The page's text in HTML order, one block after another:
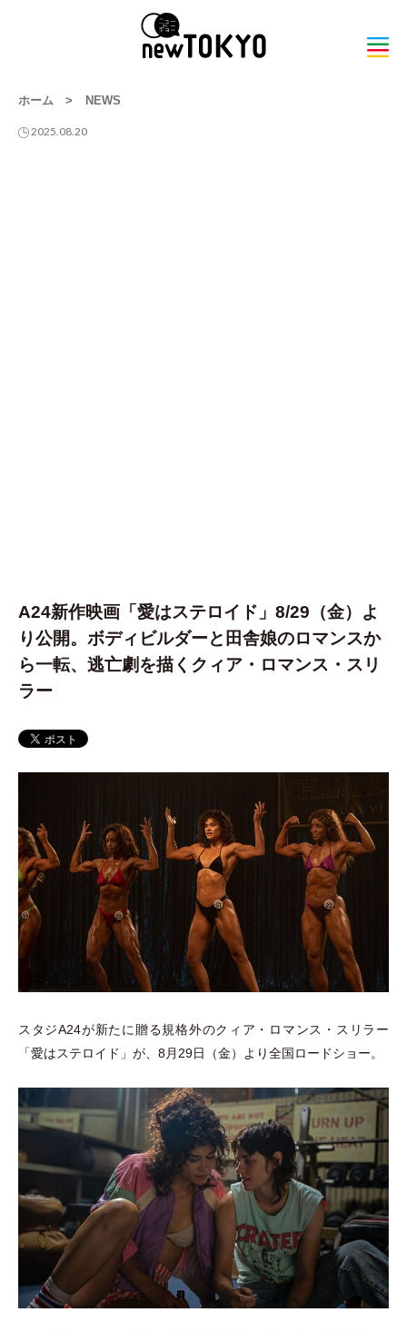
ホーム > NEWS
2025.08.20
A24新作映画「愛はステロイド」8/29（金）よ
り公開。ボディビルダーと田舎娘のロマンスか
ら一転、逃亡劇を描くクィア・ロマンス・スリ
ラー
スタジA24が新たに贈る規格外のクィア ・ ロマンス ・ スリラー
「愛はステロイド 」 が、8月29日 （金） より全国ロードショー。